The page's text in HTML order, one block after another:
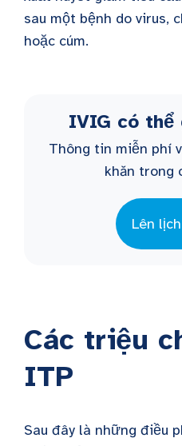
sau một bệnh do virus,
hoặc cúm.
IVIG có
Thông tin miễn phí
khăn trong
Lên
Các triệu
ITP
Sau đây là những điều